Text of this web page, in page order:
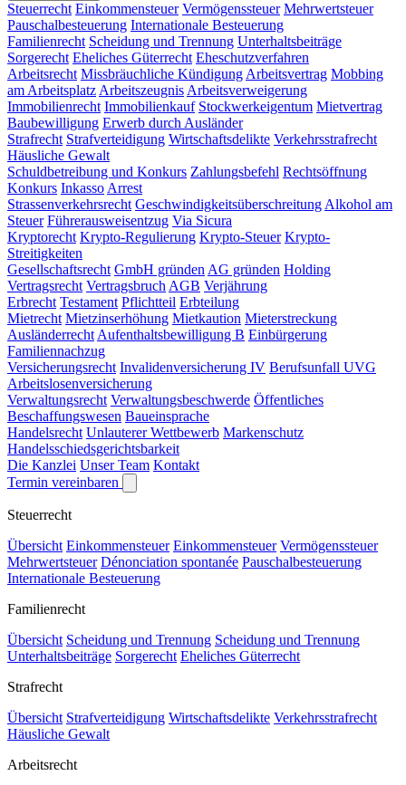
Steuerrecht Einkommensteuer Vermögenssteuer Mehrwertsteuer
Pauschalbesteuerung Internationale Besteuerung
Familienrecht Scheidung und Trennung Unterhaltsbeiträge
Sorgerecht Eheliches Güterrecht Eheschutzverfahren
Arbeitsrecht Missbräuchliche Kündigung Arbeitsvertrag Mobbing
am Arbeitsplatz Arbeitszeugnis Arbeitsverweigerung
Immobilienrecht Immobilienkauf Stockwerkeigentum Mietvertrag
Baubewilligung Erwerb durch Ausländer
Strafrecht Strafverteidigung Wirtschaftsdelikte Verkehrsstrafrecht
Häusliche Gewalt
Schuldbetreibung und Konkurs Zahlungsbefehl Rechtsöffnung
Konkurs Inkasso Arrest
Strassenverkehrsrecht Geschwindigkeitsüberschreitung Alkohol am
Steuer Führerausweisentzug Via Sicura
Kryptorecht Krypto-Regulierung Krypto-Steuer Krypto-
Streitigkeiten
Gesellschaftsrecht GmbH gründen AG gründen Holding
Vertragsrecht Vertragsbruch AGB Verjährung
Erbrecht Testament Pflichtteil Erbteilung
Mietrecht Mietzinserhöhung Mietkaution Mieterstreckung
Ausländerrecht Aufenthaltsbewilligung B Einbürgerung
Familiennachzug
Versicherungsrecht Invalidenversicherung IV Berufsunfall UVG
Arbeitslosenversicherung
Verwaltungsrecht Verwaltungsbeschwerde Öffentliches
Beschaffungswesen Baueinsprache
Handelsrecht Unlauterer Wettbewerb Markenschutz
Handelsschiedsgerichtsbarkeit
Die Kanzlei Unser Team Kontakt
Termin vereinbaren
Steuerrecht
Übersicht Einkommensteuer Einkommensteuer Vermögenssteuer
Mehrwertsteuer Dénonciation spontanée Pauschalbesteuerung
Internationale Besteuerung
Familienrecht
Übersicht Scheidung und Trennung Scheidung und Trennung
Unterhaltsbeiträge Sorgerecht Eheliches Güterrecht
Strafrecht
Übersicht Strafverteidigung Wirtschaftsdelikte Verkehrsstrafrecht
Häusliche Gewalt
Arbeitsrecht